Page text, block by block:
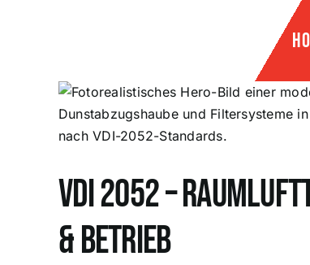
Zeige
grösseres
Bild
VDI 2052 –
& Betrieb